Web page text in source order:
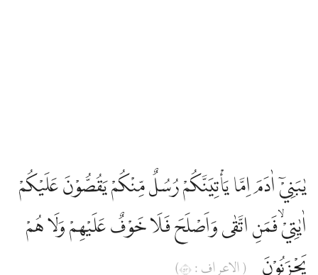
يٰبَنِيْٓ اٰدَمَ اِمَّا يَأْتِيَنَّكُمْ رُسُلٌ مِّنْكُمْ يَقُصُّوْنَ عَلَيْكُمْ
اٰيٰتِيْۙ فَمَنِ اتَّقٰى وَاَصْلَحَ فَلَا خَوْفٌ عَلَيْهِمْ وَلَا هُمْ
يَحْزَنُوْنَ
( الاعراف : ٣٥)